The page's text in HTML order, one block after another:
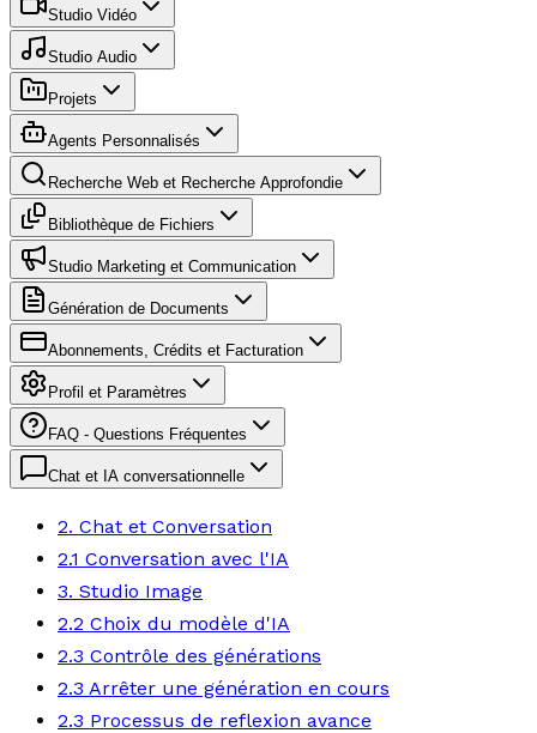
Studio Vidéo
Studio Audio
Projets
Agents Personnalisés
Recherche Web et Recherche Approfondie
Bibliothèque de Fichiers
Studio Marketing et Communication
Génération de Documents
Abonnements, Crédits et Facturation
Profil et Paramètres
FAQ - Questions Fréquentes
Chat et IA conversationnelle
2. Chat et Conversation
2.1 Conversation avec l'IA
3. Studio Image
2.2 Choix du modèle d'IA
2.3 Contrôle des générations
2.3 Arrêter une génération en cours
2.3 Processus de reflexion avance